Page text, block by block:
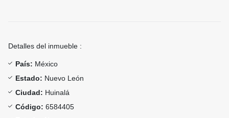
Detalles del inmueble :
País: México
Estado: Nuevo León
Ciudad: Huinalá
Código: 6584405